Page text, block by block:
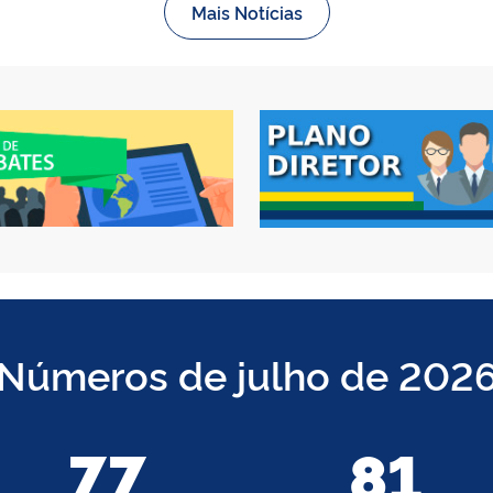
Mais Notícias
de julho de
77 81